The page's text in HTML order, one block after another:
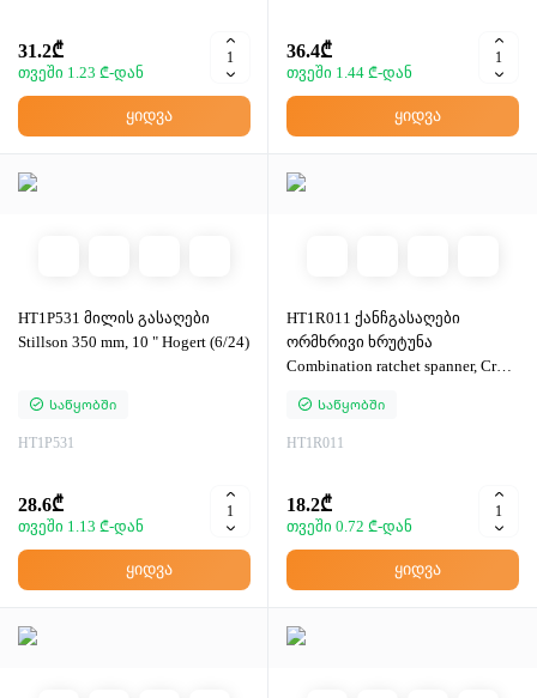
31.2₾
თვეში 1.23 ₾-დან
ყიდვა
36.4₾
თვეში 1.44 ₾-დან
ყიდვა
HT1P531 მილის გასაღები
Stillson 350 mm, 10 " Hogert (6/24)
Საწყობში
HT1P531
28.6₾
თვეში 1.13 ₾-დან
ყიდვა
HT1R011 ქანჩგასაღები
ორმხრივი ხრუტუნა
Combination ratchet spanner, CrV
Საწყობში
HT1R011
18.2₾
თვეში 0.72 ₾-დან
ყიდვა